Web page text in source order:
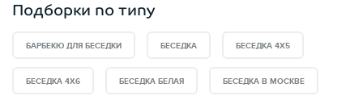
Подборки по типу
БАРБЕКЮ ДЛЯ БЕСЕДКИ БЕСЕДКА БЕСЕДКА 4Х5
БЕСЕДКА 4Х6 БЕСЕДКА БЕЛАЯ БЕСЕДКА В МОСКВЕ